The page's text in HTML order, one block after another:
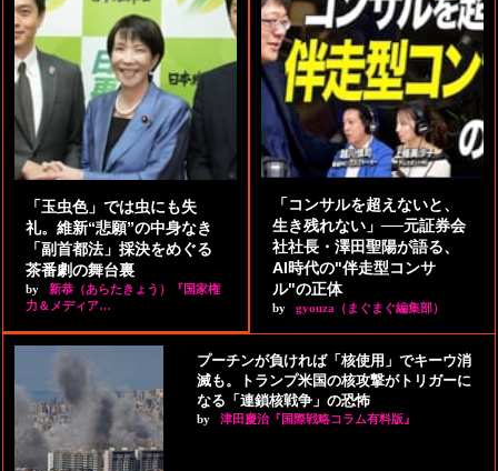
「玉虫色」では虫にも失
礼。維新“悲願”の中身なき
「副首都法」採決をめぐる
茶番劇の舞台裏
by
新恭（あらたきょう）『国家権
力＆メディア…
「コンサルを超えないと、
生き残れない」──元証券会
社社長・澤田聖陽が語る、
AI時代の"伴走型コンサ
ル"の正体
by gyouza（まぐまぐ編集部）
プーチンが負ければ「核使用」でキーウ消
滅も。トランプ米国の核攻撃がトリガーに
なる「連鎖核戦争」の恐怖
by 津田慶治『国際戦略コラム有料版』